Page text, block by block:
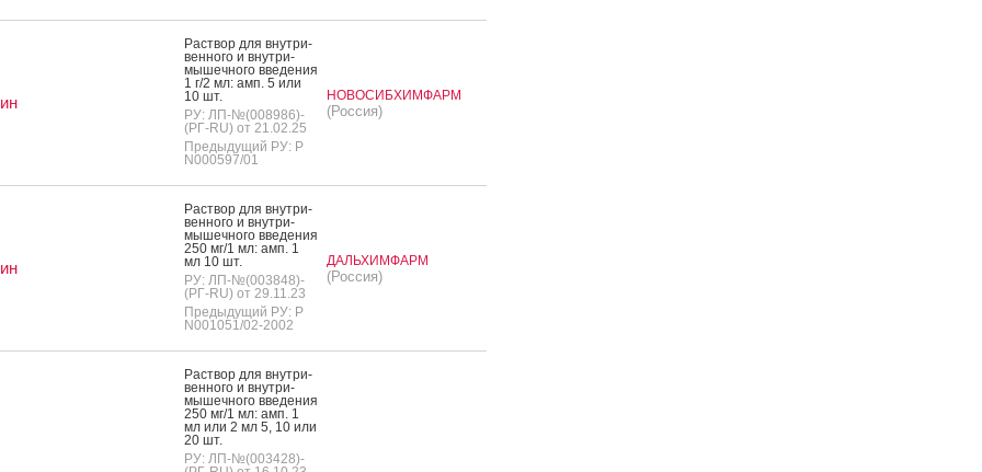
Рас­твор для внут­ри­
вен­но­го и внут­ри­
мышеч­но­го вве­дения
1 г/2 мл: амп. 5 или
10 шт.
РУ: ЛП-№(008986)-
(РГ-RU) от 21.02.25
Предыдущий РУ: Р
N000597/01
НОВОСИБХИМФАРМ
(Россия)
Рас­твор для внут­ри­
вен­но­го и внут­ри­
мышеч­но­го вве­дения
250 мг/1 мл: амп. 1
мл 10 шт.
РУ: ЛП-№(003848)-
(РГ-RU) от 29.11.23
Предыдущий РУ: Р
N001051/02-2002
ДАЛЬХИМФАРМ
(Россия)
Рас­твор для внут­ри­
вен­но­го и внут­ри­
мышеч­но­го вве­дения
250 мг/1 мл: амп. 1
мл или 2 мл 5, 10 или
20 шт.
РУ: ЛП-№(003428)-